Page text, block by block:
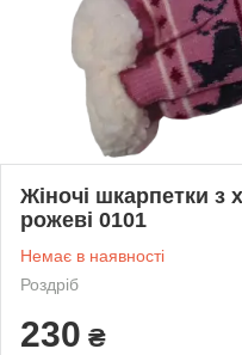
Жіночі шкарпетки з
рожеві 0101
Немає в наявності
Роздріб
230 ₴